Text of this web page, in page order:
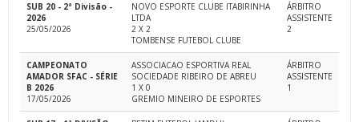
SUB 20 - 2ª Divisão -
2026
25/05/2026
NOVO ESPORTE CLUBE ITABIRINHA
LTDA
2 X 2
TOMBENSE FUTEBOL CLUBE
ÁRBITRO
ASSISTENTE
2
CAMPEONATO
AMADOR SFAC - SÉRIE
B 2026
17/05/2026
ASSOCIACAO ESPORTIVA REAL
SOCIEDADE RIBEIRO DE ABREU
1 X 0
GREMIO MINEIRO DE ESPORTES
ÁRBITRO
ASSISTENTE
1